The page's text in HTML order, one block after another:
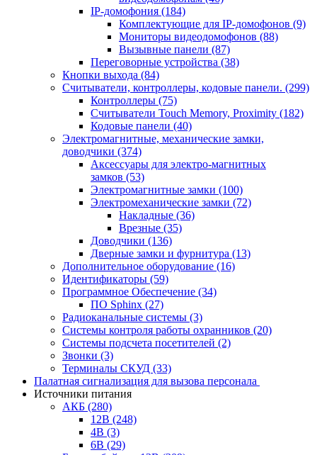
IP-домофония (184)
Комплектующие для IP-домофонов (9)
Мониторы видеодомофонов (88)
Вызывные панели (87)
Переговорные устройства (38)
Кнопки выхода (84)
Считыватели, контроллеры, кодовые панели. (299)
Контроллеры (75)
Считыватели Touch Memory, Proximity (182)
Кодовые панели (40)
Электромагнитные, механические замки,
доводчики (374)
Аксессуары для электро-магнитных
замков (53)
Электромагнитные замки (100)
Электромеханические замки (72)
Накладные (36)
Врезные (35)
Доводчики (136)
Дверные замки и фурнитура (13)
Дополнительное оборудование (16)
Идентификаторы (59)
Программное Обеспечение (34)
ПО Sphinx (27)
Радиоканальные системы (3)
Системы контроля работы охранников (20)
Системы подсчета посетителей (2)
Звонки (3)
Терминалы СКУД (33)
Палатная сигнализация для вызова персонала
Источники питания
АКБ (280)
12В (248)
4В (3)
6В (29)